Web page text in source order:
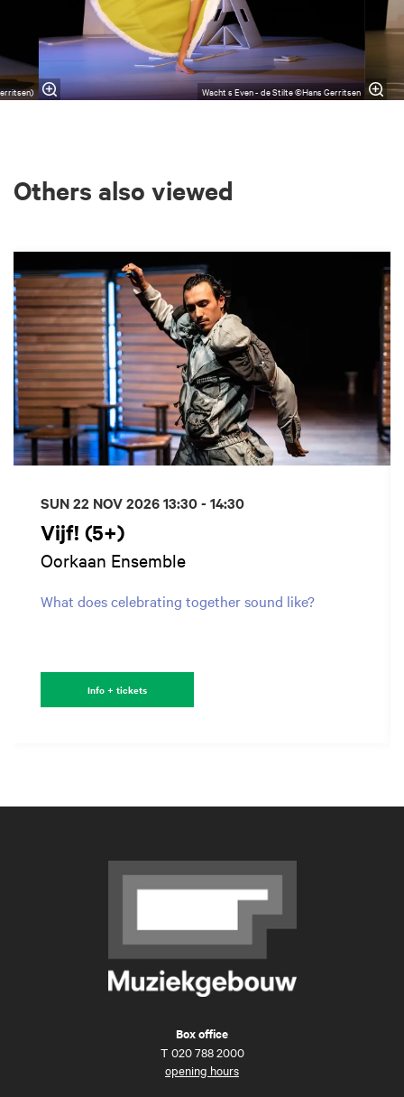
Wacht s Even - de Stilte ©Hans Gerritsen
Others also viewed
Vijf! (5+)
Oorkaan Ensemble
What does celebrating together sound like?
SUN 22 NOV 202613:30 - 14:30
Info + tickets
Box office
T 020 788 2000
opening hours